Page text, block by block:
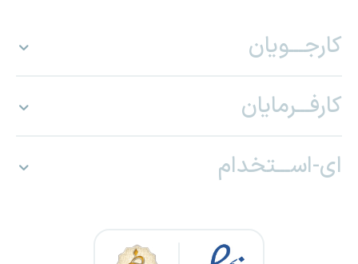
کارجـــویان
کارفـــرمایان
ای-اســـتخدام